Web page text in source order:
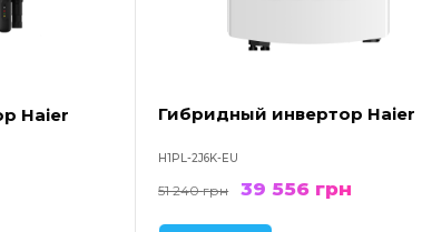
Haier Гибридный инвертор Haier
H1PL-2J6K-EU
51 240грн 39 556 грн